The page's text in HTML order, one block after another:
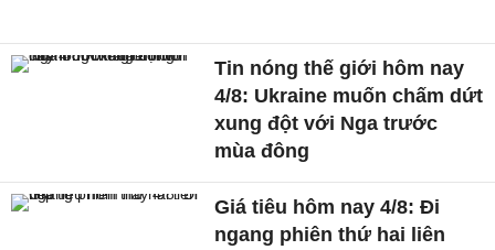
Tin nóng thế giới hôm nay
4/8: Ukraine muốn chấm dứt
xung đột với Nga trước
mùa đông
Giá tiêu hôm nay 4/8: Đi
ngang phiên thứ hai liên